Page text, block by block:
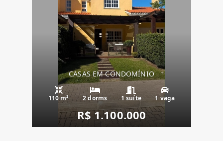
CASAS EM CONDOMÍNIO
110 m² 2 dorms 1 suíte 1 vaga
R$ 1.100.000